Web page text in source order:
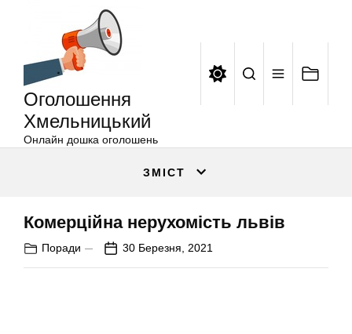
Оголошення
Хмельницький
Онлайн дошка оголошень
ЗМІСТ
Комерційна нерухомість львів
Поради 30 Березня, 2021